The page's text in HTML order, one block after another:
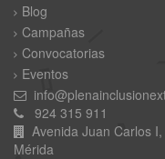
Blog
Campañas
Convocatorias
Eventos
924 315 911
Avenida Juan Carlos
Mérida